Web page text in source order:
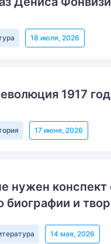
18 июля, 2026
1917
17 июня, 2026
нужен
и
14 мая, 2026